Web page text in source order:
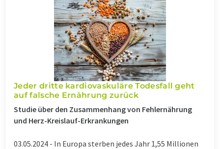
Jeder dritte kardiovaskuläre Todesfall geht
auf falsche Ernährung zurück
Studie über den Zusammenhang von Fehlernährung
und Herz-Kreislauf-Erkrankungen
03.05.2024 - In Europa sterben jedes Jahr 1,55 Millionen